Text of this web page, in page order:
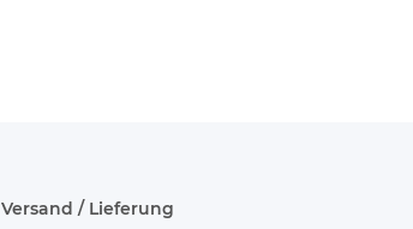
Versand / Lieferung